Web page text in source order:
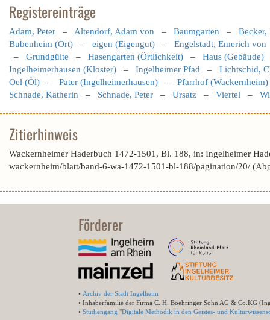
Registereinträge
Adam, Peter – Altendorf, Adam von – Baumgarten – Becker,
Bubenheim (Ort) – eigen (Eigengut) – Engelstadt, Emerich von
– Grundgülte – Hasengarten (Örtlichkeit) – Haus (Gebäude)
Ingelheimerhausen (Kloster) – Ingelheimer Pfad – Lichtschid,
Oel (Öl) – Pater (Ingelheimerhausen) – Pfarrhof (Wackernheim)
Schnade, Katherin – Schnade, Peter – Ursatz – Viertel –
Zitierhinweis
Wackernheimer Haderbuch 1472-1501, Bl. 188, in: Ingelheimer
wackernheim/blatt/band-6-wa-1472-1501-bl-188/pagination/20/
Förderer
• Archiv der Stadt Ingelheim
• Inhaberfamilie der Firma C. H. Boehringer Sohn AG & Co.KG
• Studiengang "Digitale Methodik in den Geistes- und